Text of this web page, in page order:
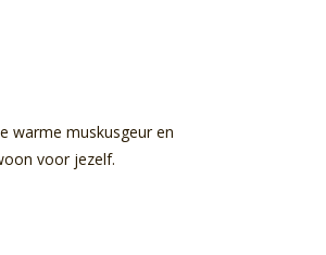
warme muskusgeur en
voor jezelf.